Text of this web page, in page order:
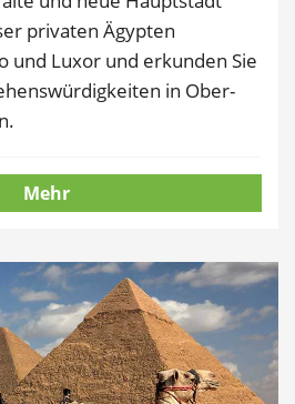
privaten Ägypten
und Luxor und erkunden Sie
in Ober-
Mehr